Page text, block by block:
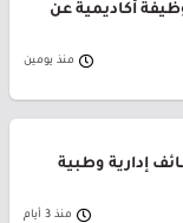
القصيم تعلن طرح 147 وظيفة أكاديمية عن
منذ يومين
إدارية وطبية
منذ 3 أيام